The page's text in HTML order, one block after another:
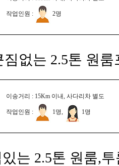
작업인원 : 2명
없는 2.5톤 원룸
이송거리 : 15Km 이내, 사다리차 별도
작업인원 : 1명, 1명
는 2.5톤 원룸,